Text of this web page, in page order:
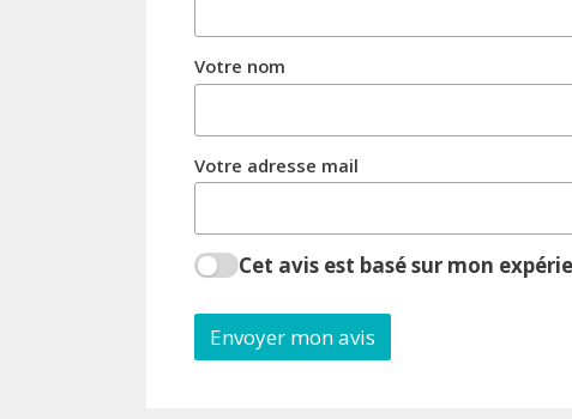
Votre nom
Votre adresse mail
Cet avis est basé sur mon
Envoyer mon avis